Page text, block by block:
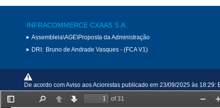
INFRACOMMERCE CXAAS S.A.
Assembleia\AGE\Proposta da Administração
DRI: Bruno de Andrade Vasques - (FCA V1)
De acordo com Aviso aos Acionistas publicado em 23/09/2025 às